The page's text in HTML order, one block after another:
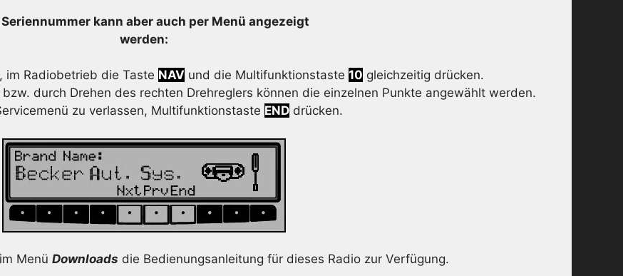
Seriennummer kann aber auch per Menü angezeigt
werden:
im Radiobetrieb die Taste NAV und die Multifunktionstaste 10 gleichzeitig drücken.
bzw. durch Drehen des rechten Drehreglers können die einzelnen Punkte angewählt werden.
zu verlassen, Multifunktionstaste ENDdrücken.
Menü Downloads die Bedienungsanleitung für dieses Radio zur Verfügung.